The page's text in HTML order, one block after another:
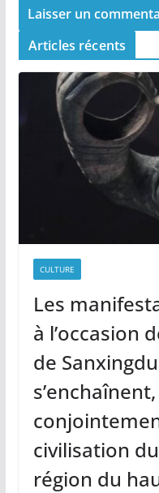
Articles récents
CULTURE
Les
à l’occasion
de
civilisation
région du